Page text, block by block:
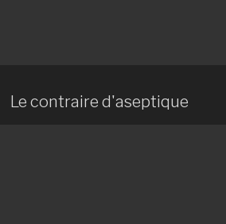
Le contraire d'aseptique